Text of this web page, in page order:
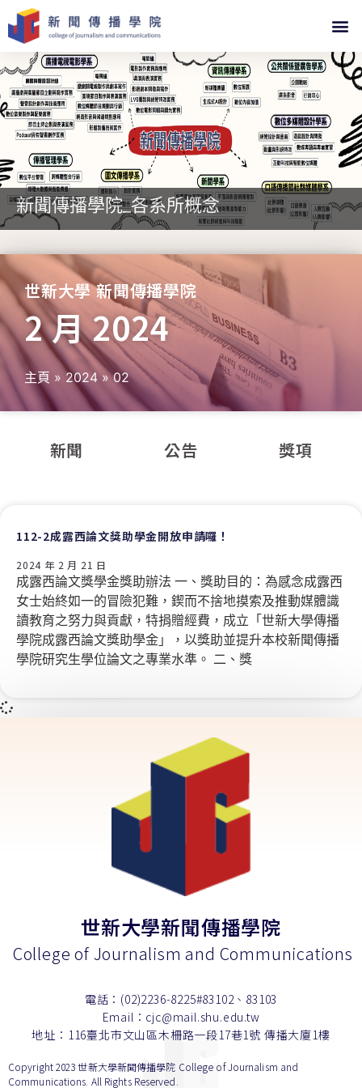
新聞傳播學院_各系所概念
世新大學 新聞傳播學院
2 月 2024
主頁 » 2024 »02
新聞 公告 獎項
112-2成露西論文獎助學金開放申請囉！
2024 年 2 月 21 日
成露西論文獎學金獎助辦法 一、獎助目的：為感念成露西
女士始終如一的冒險犯難，鍥而不捨地摸索及推動媒體識
讀教育之努力與貢獻，特捐贈經費，成立「世新大學傳播
學院成露西論文獎助學金」，以獎助並提升本校新聞傳播
學院研究生學位論文之專業水準。 二、獎
世新大學新聞傳播學院
College of Journalism and Communications
電話：(02)2236-8225#83102、83103
Email：cjc@mail.shu.edu.tw
地址：116臺北市文山區木柵路一段17巷1號 傳播大廈1樓
Copyright 2023 世新大學新聞傳播學院 College of Journalism and
Communications. All Rights Reserved.